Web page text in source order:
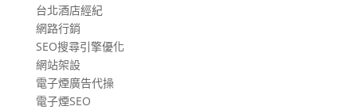
台北酒店經紀
網路行銷
SEO搜尋引擎優化
網站架設
電子煙廣告代操
電子煙SEO